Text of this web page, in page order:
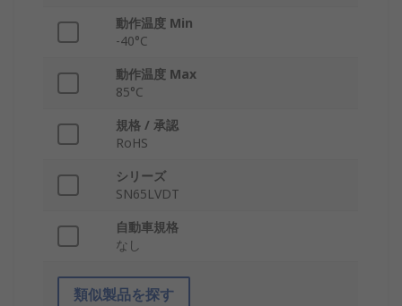
動作温度 Min
-40°C
動作温度 Max
85°C
規格 / 承認
RoHS
シリーズ
SN65LVDT
自動車規格
なし
類似製品を探す